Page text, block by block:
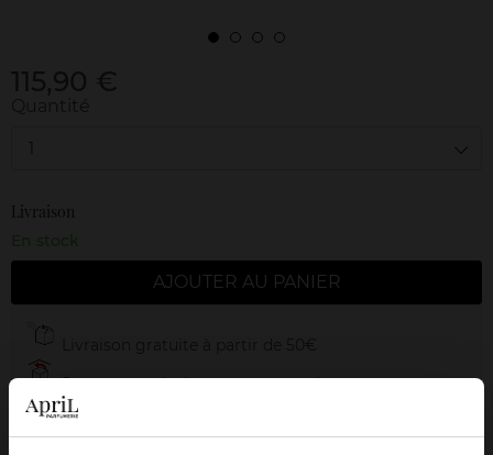
1
Livraison
En stock
AJOUTER AU PANIER
Retour gratuit dans votre magasin
Emballage cadeau offert